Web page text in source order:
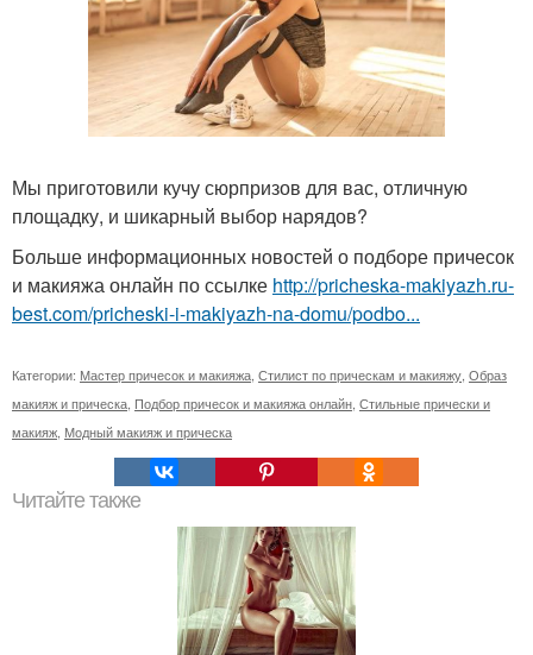
Мы приготовили кучу сюрпризов для вас, отличную
площадку, и шикарный выбор нарядов?
Больше информационных новостей о подборе причесок
и макияжа онлайн по ссылке http://pricheska-makiyazh.ru-
best.com/pricheski-i-makiyazh-na-domu/podbo...
Категории: Мастер причесок и макияжа Стилист по прическам и макияжу Образ
макияж и прическа Подбор причесок и макияжа онлайн Стильные прически и
макияж Модный макияж и прическа
Читайте также